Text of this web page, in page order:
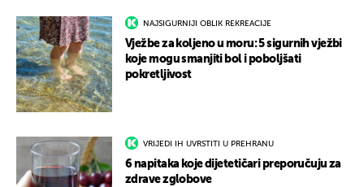
NAJSIGURNIJI OBLIK REKREACIJE
Vježbe za koljeno u moru: 5 sigurnih vježbi
koje mogu smanjiti bol i poboljšati
pokretljivost
VRIJEDI IH UVRSTITI U PREHRANU
6 napitaka koje dijetetičari preporučuju za
zdrave zglobove